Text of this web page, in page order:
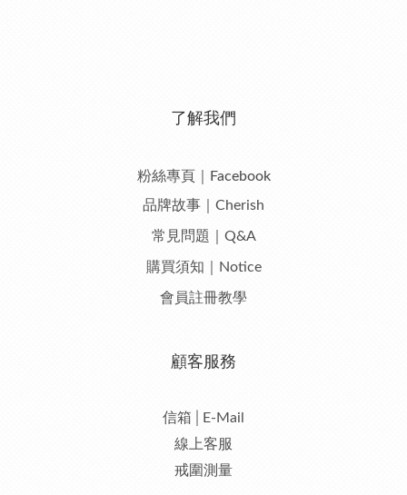
了解我們
粉絲專頁｜Facebook
品牌故事｜Cherish
常見問題｜Q&A
購買須知｜Notice
會員註冊教學
顧客服務
信箱│E-Mail
線上客服
戒圍測量